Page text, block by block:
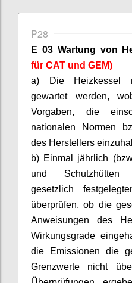
P28
E 03 Wartung von
für CAT und GEM)
a) Die Heizkessel
gewartet werden,
Vorgaben, die
nationalen Normen
des Herstellers
b) Einmal jährlich
und Schutzhütten
gesetzlich
überprüfen, ob die
Anweisungen des
Wirkungsgrade
die Emissionen die
Grenzwerte nicht